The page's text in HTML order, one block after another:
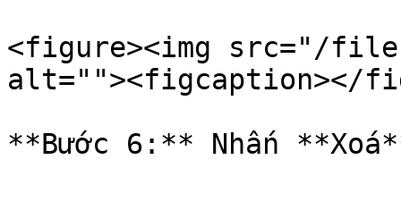
<figure><img src="/
alt=""><figcaption></